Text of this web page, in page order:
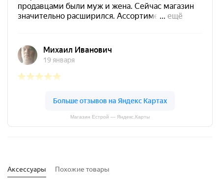
Магазин Естрой — Яндекс.Карты
Аксессуары Похожие товары